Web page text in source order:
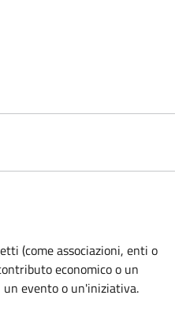
(come associazioni, enti o
economico o un
un evento o un'iniziativa.